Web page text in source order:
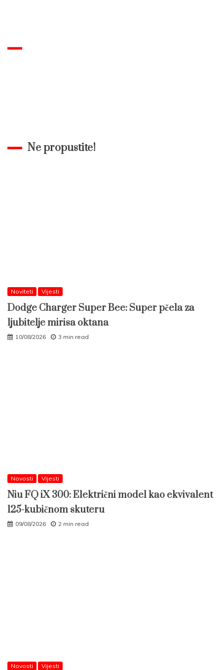
Ne propustite!
Noviteti Vijesti
Dodge Charger Super Bee: Super pčela za
ljubitelje mirisa oktana
10/08/2026 3 min read
Novosti Vijesti
Niu FQ iX 300: Električni model kao ekvivalent
125-kubičnom skuteru
09/08/2026 2 min read
Novosti Vijesti